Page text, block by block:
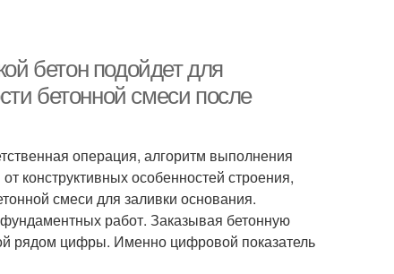
бетон подойдет для
бетонной смеси после
операция, алгоритм выполнения
конструктивных особенностей строения,
смеси для заливки основания.
работ. Заказывая бетонную
рядом цифры. Именно цифровой показатель